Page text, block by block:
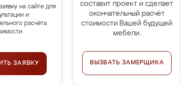
на сайте для
и
расчёта
ЗАЯВКУ
составит проект и сделает
окончательный расчёт
стоимости Вашей будущей
мебели.
ВЫЗВАТЬ ЗАМЕРЩИКА